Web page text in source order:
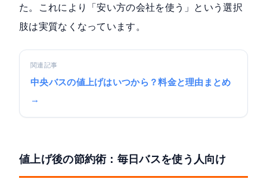
た。これにより「安い方の会社を使う」という選択
肢は実質なくなっています。
関連記事
中央バスの値上げはいつから？料金と理由まとめ
→
値上げ後の節約術：毎日バスを使う人向け